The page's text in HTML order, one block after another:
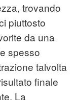
trovando
piuttosto
da una
spesso
talvolta
finale
La